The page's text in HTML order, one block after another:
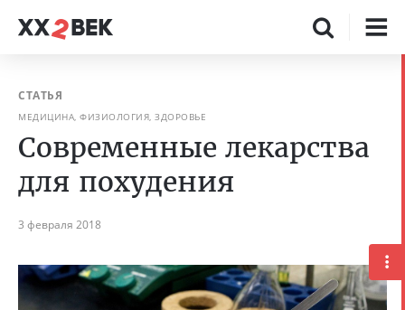
СТАТЬЯ
МЕДИЦИНА, ФИЗИОЛОГИЯ, ЗДОРОВЬЕ
Современные лекарства
для похудения
3 февраля 2018